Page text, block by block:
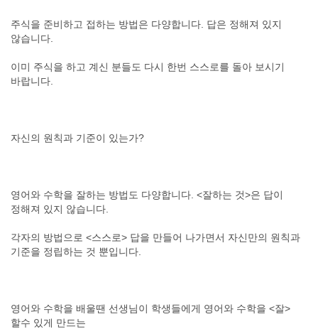
주식을 준비하고 접하는 방법은 다양합니다. 답은 정해져 있지
않습니다.
이미 주식을 하고 계신 분들도 다시 한번 스스로를 돌아 보시기
바랍니다.
자신의 원칙과 기준이 있는가?
영어와 수학을 잘하는 방법도 다양합니다. <잘하는 것>은 답이
정해져 있지 않습니다.
각자의 방법으로 <스스로> 답을 만들어 나가면서 자신만의 원칙과
기준을 정립하는 것 뿐입니다.
영어와 수학을 배울땐 선생님이 학생들에게 영어와 수학을 <잘>
할수 있게 만드는